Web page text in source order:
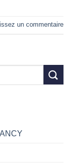
un commentaire